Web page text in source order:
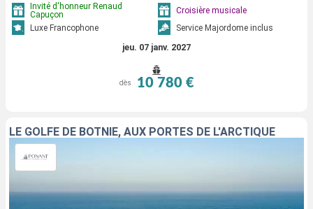
Invité d'honneur Renaud
Capuçon
Croisière musicale
Luxe Francophone
Service Majordome inclus
jeu. 07 janv. 2027
dès 10 780 €
LE GOLFE DE BOTNIE, AUX PORTES DE L'ARCTIQUE